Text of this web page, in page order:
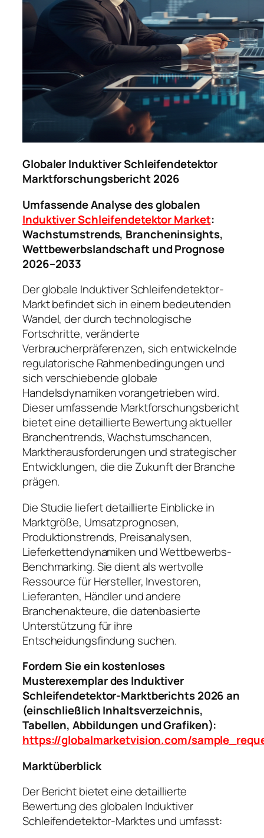
Globaler Induktiver Schleifendetektor
Marktforschungsbericht 2026
Umfassende Analyse des globalen
Induktiver Schleifendetektor Market:
Wachstumstrends, Brancheninsights,
Wettbewerbslandschaft und Prognose
2026–2033
Der globale Induktiver Schleifendetektor-
Markt befindet sich in einem bedeutenden
Wandel, der durch technologische
Fortschritte, veränderte
Verbraucherpräferenzen, sich entwickelnde
regulatorische Rahmenbedingungen und
sich verschiebende globale
Handelsdynamiken vorangetrieben wird.
Dieser umfassende Marktforschungsbericht
bietet eine detaillierte Bewertung aktueller
Branchentrends, Wachstumschancen,
Marktherausforderungen und strategischer
Entwicklungen, die die Zukunft der Branche
prägen.
Die Studie liefert detaillierte Einblicke in
Marktgröße, Umsatzprognosen,
Produktionstrends, Preisanalysen,
Lieferkettendynamiken und Wettbewerbs-
Benchmarking. Sie dient als wertvolle
Ressource für Hersteller, Investoren,
Lieferanten, Händler und andere
Branchenakteure, die datenbasierte
Unterstützung für ihre
Entscheidungsfindung suchen.
Fordern Sie ein kostenloses
Musterexemplar des Induktiver
Schleifendetektor-Marktberichts 2026 an
(einschließlich Inhaltsverzeichnis,
Tabellen, Abbildungen und Grafiken):
https://globalmarketvision.com/
Marktüberblick
Der Bericht bietet eine detaillierte
Bewertung des globalen Induktiver
Schleifendetektor-Marktes und umfasst: